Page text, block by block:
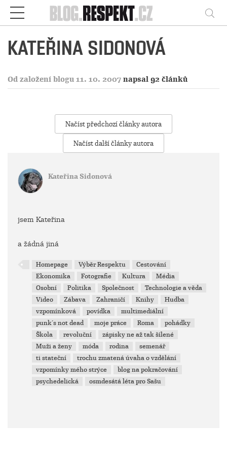
Respekt
KATEŘINA SIDONOVÁ
Od založení blogu 11. 10. 2007 napsal 92 článků
Načíst předchozí články autora
Načíst další články autora
Kateřina Sidonová
jsem Kateřina
a žádná jiná
Homepage Výběr Respektu
Cestování
Ekonomika
Fotografie Kultura
Média
Osobní
Politika Společnost
Technologie a věda
Video
Zábava Zahraničí Knihy
Hudba
vzpomínková
povídka
multimediální
punk´s not dead
moje práce Roma
pohádky
Škola
revoluční
zápisky ne až tak šílené
Muži a ženy
móda rodina
semenář
ti stateční
trochu zmatená úvaha o vzdělání
vzpomínky mého strýce
blog na pokračování
psychedelická
osmdesátá léta pro Sašu